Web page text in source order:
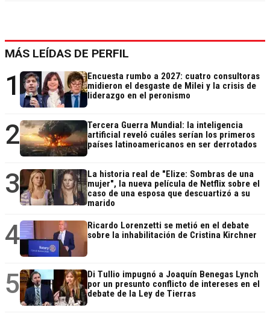
MÁS LEÍDAS DE PERFIL
1
Encuesta rumbo a 2027: cuatro consultoras
midieron el desgaste de Milei y la crisis de
liderazgo en el peronismo
2
Tercera Guerra Mundial: la inteligencia
artificial reveló cuáles serían los primeros
países latinoamericanos en ser derrotados
3
La historia real de "Elize: Sombras de una
mujer", la nueva película de Netflix sobre el
caso de una esposa que descuartizó a su
marido
4
Ricardo Lorenzetti se metió en el debate
sobre la inhabilitación de Cristina Kirchner
5
Di Tullio impugnó a Joaquín Benegas Lynch
por un presunto conflicto de intereses en el
debate de la Ley de Tierras